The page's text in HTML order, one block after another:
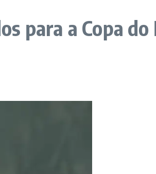
para a Copa